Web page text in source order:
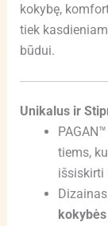
kokybę,
tiek
būdui.
Unikalus ir
tiems,
išsiskirti